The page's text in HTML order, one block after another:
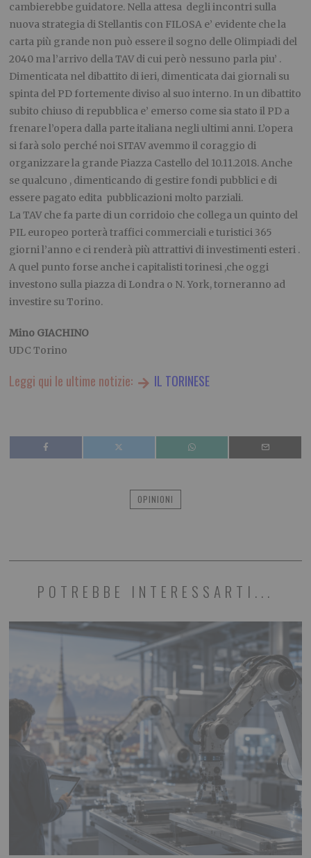
cambierebbe guidatore. Nella attesa degli incontri sulla
nuova strategia di Stellantis con FILOSA e’ evidente che la
carta più grande non può essere il sogno delle Olimpiadi del
2040 ma l’arrivo della TAV di cui però nessuno parla piu’ .
Dimenticata nel dibattito di ieri, dimenticata dai giornali su
spinta del PD fortemente diviso al suo interno. In un dibattito
subito chiuso di repubblica e’ emerso come sia stato il PD a
frenare l’opera dalla parte italiana negli ultimi anni. L’opera
si farà solo perché noi SITAV avemmo il coraggio di
organizzare la grande Piazza Castello del 10.11.2018. Anche
se qualcuno , dimenticando di gestire fondi pubblici e di
essere pagato edita pubblicazioni molto parziali.
La TAV che fa parte di un corridoio che collega un quinto del
PIL europeo porterà traffici commerciali e turistici 365
giorni l’anno e ci renderà più attrattivi di investimenti esteri .
A quel punto forse anche i capitalisti torinesi ,che oggi
investono sulla piazza di Londra o N. York, torneranno ad
investire su Torino.
Mino GIACHINO
UDC Torino
Leggi qui le ultime notizie: IL TORINESE
OPINIONI
POTREBBE INTERESSARTI...